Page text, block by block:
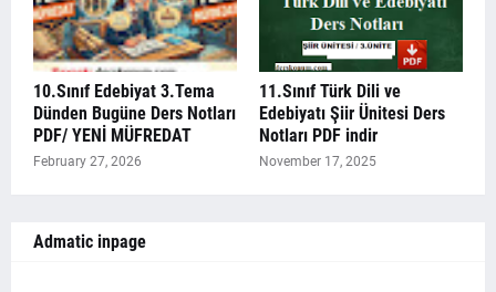
10.Sınıf Edebiyat 3.Tema
Dünden Bugüne Ders Notları
PDF/ YENİ MÜFREDAT
February 27, 2026
11.Sınıf Türk Dili ve
Edebiyatı Şiir Ünitesi Ders
Notları PDF indir
November 17, 2025
Admatic inpage